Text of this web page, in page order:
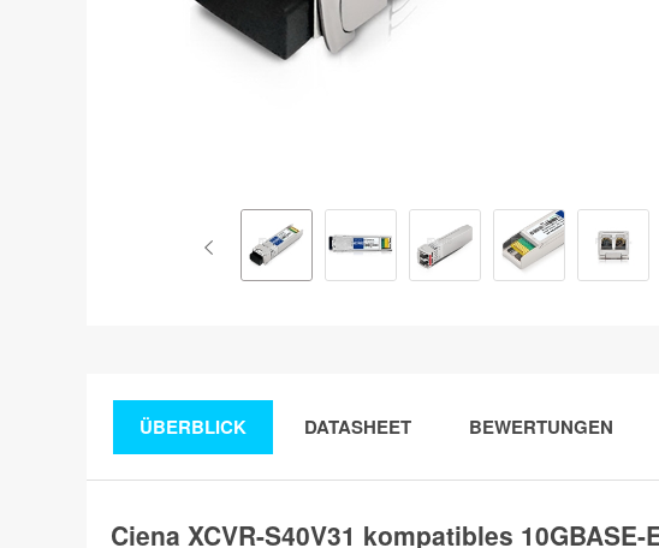
ÜBERBLICK DATASHEET BEWERTUNGEN
Ciena XCVR-S40V31 kompatibles